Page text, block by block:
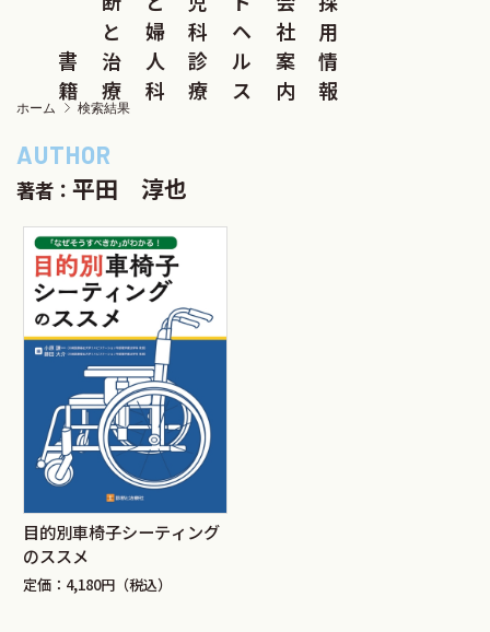
書
籍
と
治
療
婦
人
科
科
診
療
ヘ
ル
ス
社
案
内
用
情
報
ホーム 検索結果
著者： 平田 淳也
目的別車椅子シーティング
のススメ
定価：4,180円（税込）